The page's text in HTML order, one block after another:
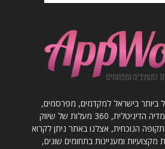
ביותר בישראל למקדמים, מפרסמים,
מעצבים ומפתחים במדיה הדיגיטלית, 360 מעלות של שיווק
הנוכחית, אצלנו באתר ניתן לקרוא
מקצועיות ומעניינות בתחומים שונים,